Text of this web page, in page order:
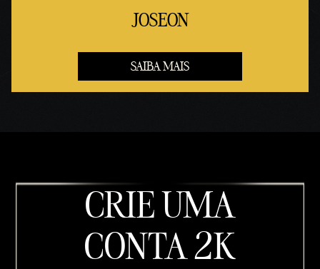
JOSEON
SAIBA MAIS
CRIE UMA
CONTA 2K